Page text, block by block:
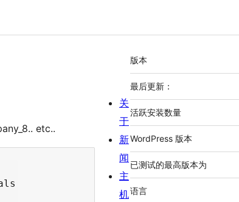
etc..
额
外
信
息
版本
最后更新：
活跃安装数量
WordPress 版本
已测试的最高版本为
语言
关
于
新
闻
主
机